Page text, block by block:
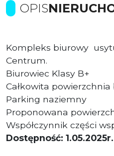
OPIS
Kompleks biurowy
Centrum.
Biurowiec Klasy B+
Całkowita
Parking naziemny
Proponowana
Współczynnik części
Dostępność: 1.05.2025r.